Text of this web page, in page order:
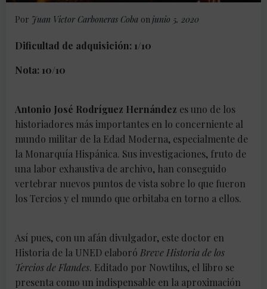
Por Juan Victor Carboneras Coba onjunio 5, 2020
Dificultad de adquisición: 1/10
Nota: 10/10
Antonio José Rodríguez Hernández es uno de los
historiadores más importantes en lo concerniente al
mundo militar de la Edad Moderna, especialmente de
la Monarquía Hispánica. Sus investigaciones, fruto de
una labor exhaustiva de archivo, han conseguido
vertebrar nuevos puntos de vista sobre lo que fueron
los Tercios y el mundo que orbitaba en torno a ellos.
Así pues, con un afán divulgador, este doctor en
Historia de la UNED elaboró Breve Historia de los
Tercios de Flandes. Editado por Nowtilus, el libro se
presenta como un indispensable en la aproximación